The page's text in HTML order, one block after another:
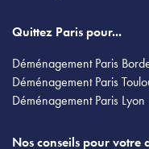
Quittez Paris pour...
Déménagement Paris
Déménagement Paris
Déménagement Paris Lyon
Nos conseils pour votre